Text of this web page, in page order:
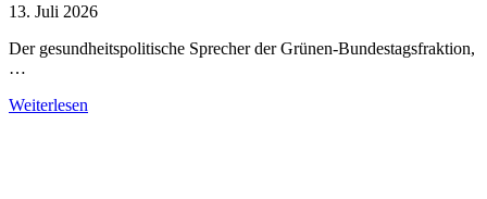
13. Juli 2026
Der gesundheitspolitische Sprecher der Grünen-Bundestagsfraktion,
…
Weiterlesen